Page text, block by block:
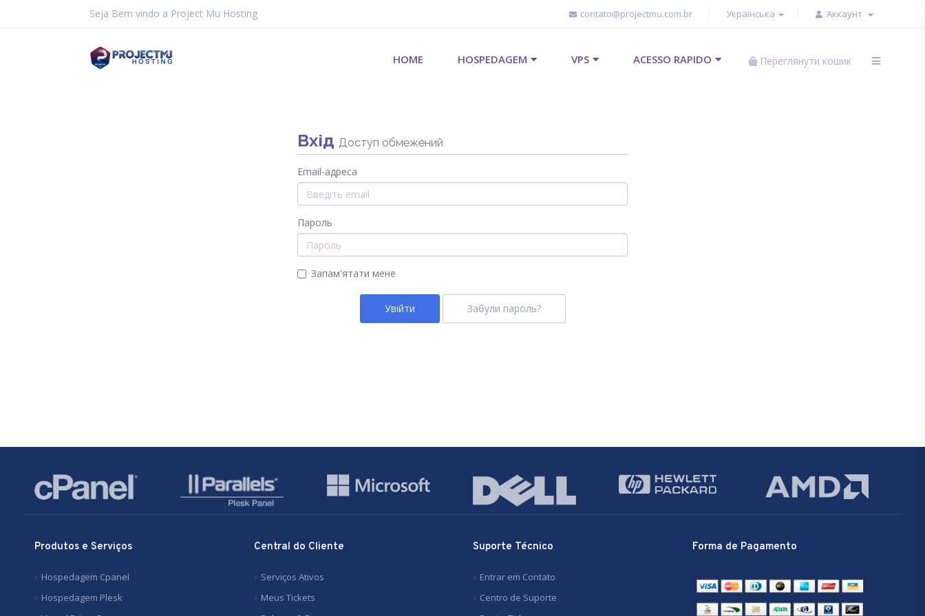
Seja Bem vindo a Project Mu Hosting contato@projectmu.com.br Українська Аккаунт
Переглянути кошик
HOME HOSPEDAGEM VPS ACESSO RAPIDO
Вхід Доступ обмежений
Email-адреса
Пароль
Запам'ятати мене
Забули пароль?
Produtos e Serviços
Hospedagem Cpanel
Hospedagem Plesk
Central do Cliente
Serviços Ativos
Meus Tickets
Suporte Técnico
Entrar em Contato
Centro de Suporte
Forma de Pagamento